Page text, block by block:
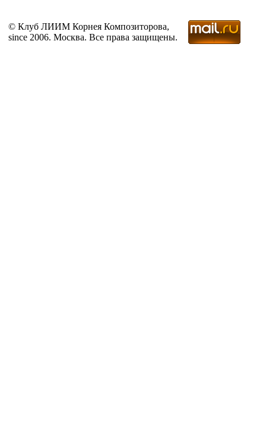
© Клуб ЛИИМ Корнея Композиторова,
since 2006. Москва. Все права защищены.